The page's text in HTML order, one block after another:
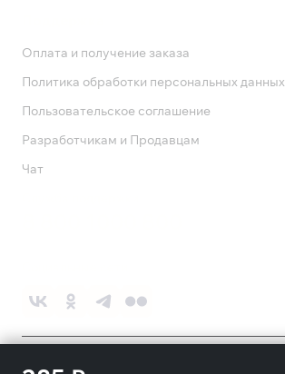
Оплата и получение заказа
Политика обработки персональных данных
Пользовательское соглашение
Разработчикам и Продавцам
Чат
©2026ПАО «Ростелеком»